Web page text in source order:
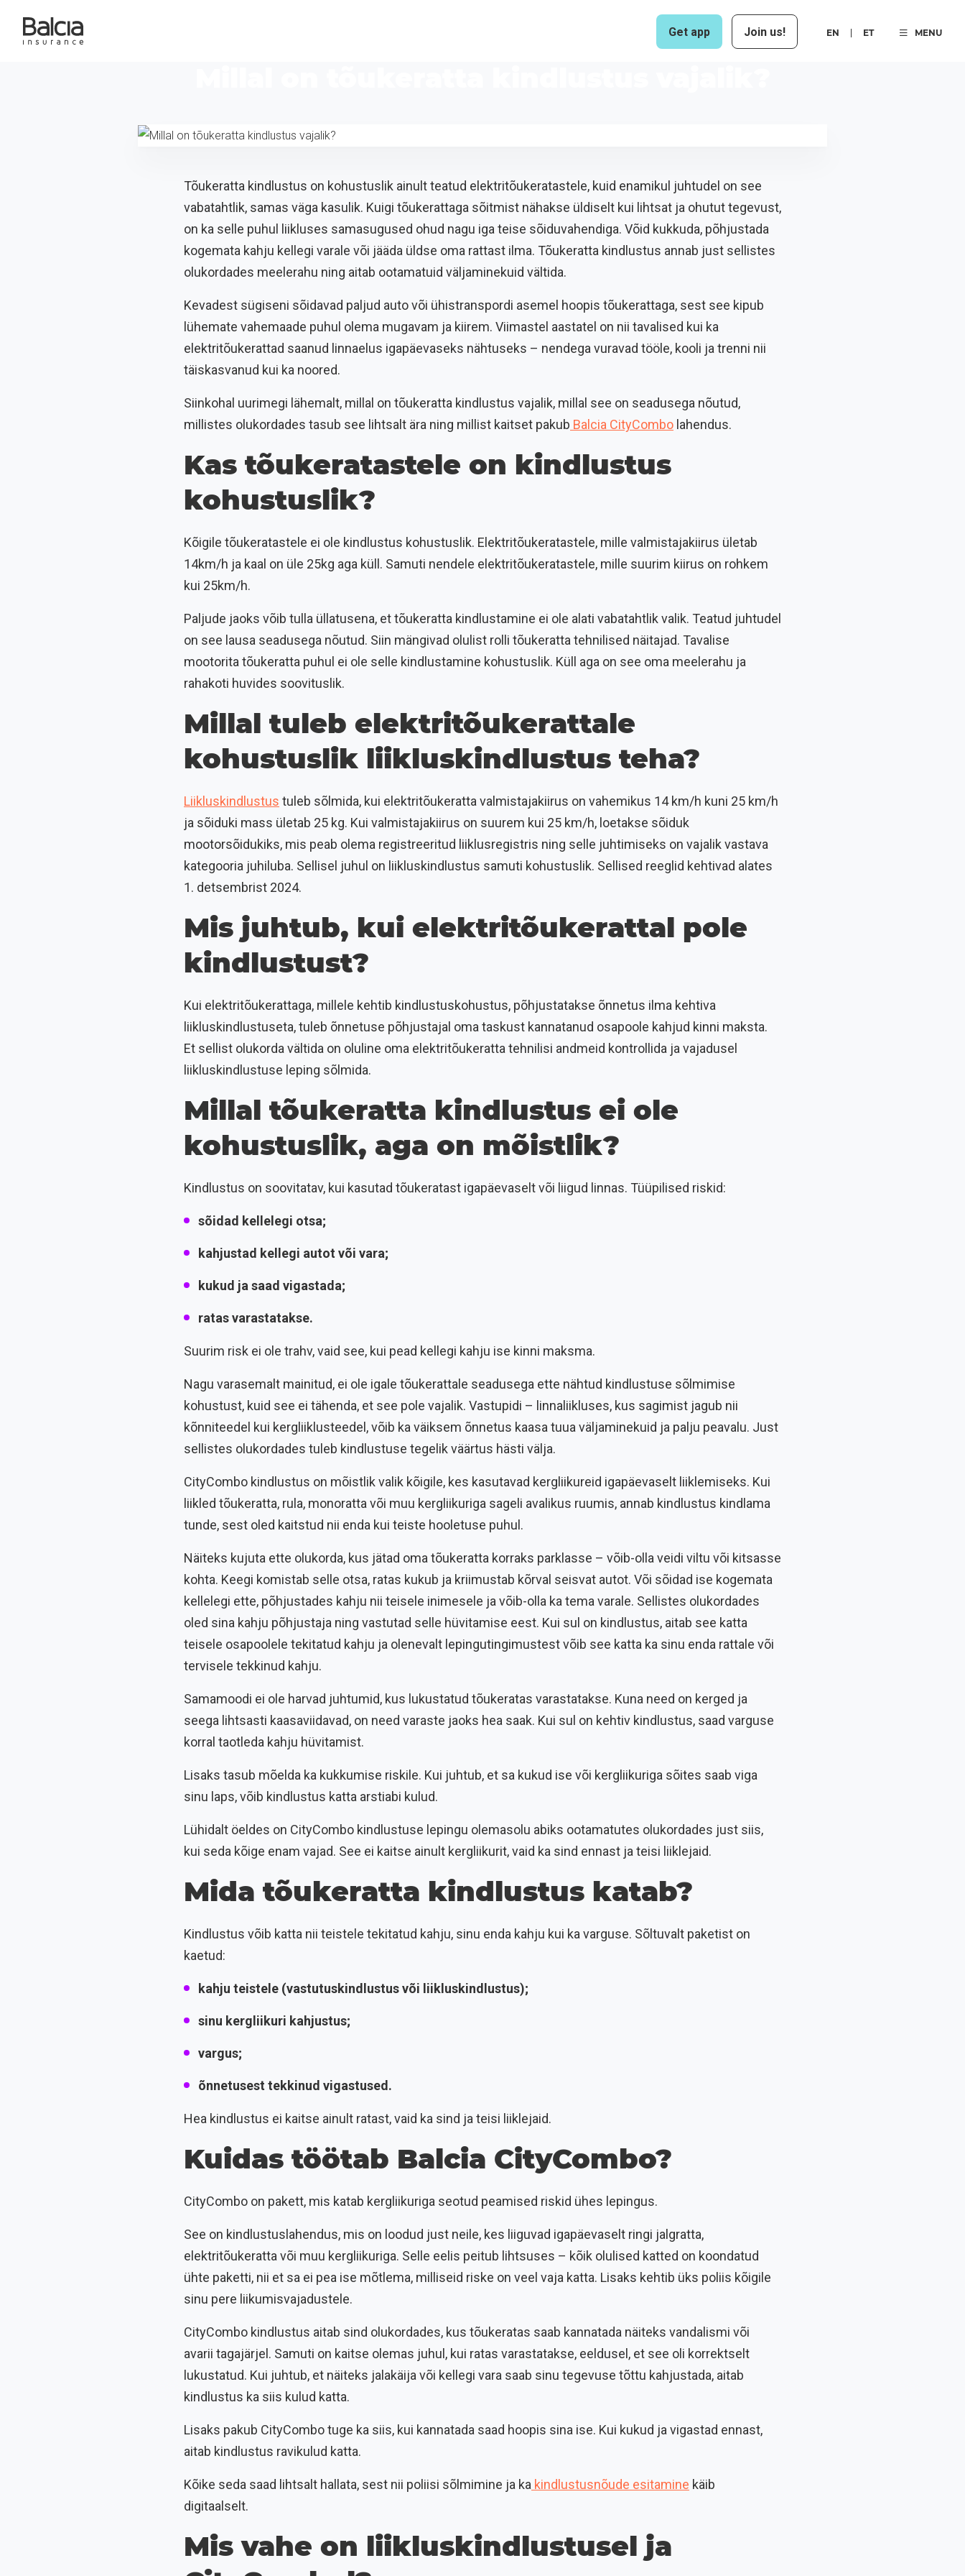
Get app Join us! EN ET MENU
Tõukeratta kindlustus on kohustuslik ainult teatud elektritõukeratastele, kuid enamikul juhtudel on see
vabatahtlik, samas väga kasulik. Kuigi tõukerattaga sõitmist nähakse üldiselt kui lihtsat ja ohutut tegevust,
on ka selle puhul liikluses samasugused ohud nagu iga teise sõiduvahendiga. Võid kukkuda, põhjustada
kogemata kahju kellegi varale või jääda üldse oma rattast ilma. Tõukeratta kindlustus annab just sellistes
olukordades meelerahu ning aitab ootamatuid väljaminekuid vältida.
Kevadest sügiseni sõidavad paljud auto või ühistranspordi asemel hoopis tõukerattaga, sest see kipub
lühemate vahemaade puhul olema mugavam ja kiirem. Viimastel aastatel on nii tavalised kui ka
elektritõukerattad saanud linnaelus igapäevaseks nähtuseks – nendega vuravad tööle, kooli ja trenni nii
täiskasvanud kui ka noored.
Siinkohal uurimegi lähemalt, millal on tõukeratta kindlustus vajalik, millal see on seadusega nõutud,
millistes olukordades tasub see lihtsalt ära ning millist kaitset pakub Balcia CityCombo lahendus.
Kas tõukeratastele on kindlustus
kohustuslik?
Kõigile tõukeratastele ei ole kindlustus kohustuslik. Elektritõukeratastele, mille valmistajakiirus ületab
14km/h ja kaal on üle 25kg aga küll. Samuti nendele elektritõukeratastele, mille suurim kiirus on rohkem
kui 25km/h.
Paljude jaoks võib tulla üllatusena, et tõukeratta kindlustamine ei ole alati vabatahtlik valik. Teatud juhtudel
on see lausa seadusega nõutud. Siin mängivad olulist rolli tõukeratta tehnilised näitajad. Tavalise
mootorita tõukeratta puhul ei ole selle kindlustamine kohustuslik. Küll aga on see oma meelerahu ja
rahakoti huvides soovituslik.
Millal tuleb elektritõukerattale
kohustuslik liikluskindlustus teha?
Liikluskindlustus tuleb sõlmida, kui elektritõukeratta valmistajakiirus on vahemikus 14 km/h kuni 25 km/h
ja sõiduki mass ületab 25 kg. Kui valmistajakiirus on suurem kui 25 km/h, loetakse sõiduk
mootorsõidukiks, mis peab olema registreeritud liiklusregistris ning selle juhtimiseks on vajalik vastava
kategooria juhiluba. Sellisel juhul on liikluskindlustus samuti kohustuslik. Sellised reeglid kehtivad alates
1. detsembrist 2024.
Mis juhtub, kui elektritõukerattal pole
kindlustust?
Kui elektritõukerattaga, millele kehtib kindlustuskohustus, põhjustatakse õnnetus ilma kehtiva
liikluskindlustuseta, tuleb õnnetuse põhjustajal oma taskust kannatanud osapoole kahjud kinni maksta.
Et sellist olukorda vältida on oluline oma elektritõukeratta tehnilisi andmeid kontrollida ja vajadusel
liikluskindlustuse leping sõlmida.
Millal tõukeratta kindlustus ei ole
kohustuslik, aga on mõistlik?
Kindlustus on soovitatav, kui kasutad tõukeratast igapäevaselt või liigud linnas. Tüüpilised riskid:
sõidad kellelegi otsa;
kahjustad kellegi autot või vara;
kukud ja saad vigastada;
ratas varastatakse.
Suurim risk ei ole trahv, vaid see, kui pead kellegi kahju ise kinni maksma.
Nagu varasemalt mainitud, ei ole igale tõukerattale seadusega ette nähtud kindlustuse sõlmimise
kohustust, kuid see ei tähenda, et see pole vajalik. Vastupidi – linnaliikluses, kus sagimist jagub nii
kõnniteedel kui kergliiklusteedel, võib ka väiksem õnnetus kaasa tuua väljaminekuid ja palju peavalu. Just
sellistes olukordades tuleb kindlustuse tegelik väärtus hästi välja.
CityCombo kindlustus on mõistlik valik kõigile, kes kasutavad kergliikureid igapäevaselt liiklemiseks. Kui
liikled tõukeratta, rula, monoratta või muu kergliikuriga sageli avalikus ruumis, annab kindlustus kindlama
tunde, sest oled kaitstud nii enda kui teiste hooletuse puhul.
Näiteks kujuta ette olukorda, kus jätad oma tõukeratta korraks parklasse – võib-olla veidi viltu või kitsasse
kohta. Keegi komistab selle otsa, ratas kukub ja kriimustab kõrval seisvat autot. Või sõidad ise kogemata
kellelegi ette, põhjustades kahju nii teisele inimesele ja võib-olla ka tema varale. Sellistes olukordades
oled sina kahju põhjustaja ning vastutad selle hüvitamise eest. Kui sul on kindlustus, aitab see katta
teisele osapoolele tekitatud kahju ja olenevalt lepingutingimustest võib see katta ka sinu enda rattale või
tervisele tekkinud kahju.
Samamoodi ei ole harvad juhtumid, kus lukustatud tõukeratas varastatakse. Kuna need on kerged ja
seega lihtsasti kaasaviidavad, on need varaste jaoks hea saak. Kui sul on kehtiv kindlustus, saad varguse
korral taotleda kahju hüvitamist.
Lisaks tasub mõelda ka kukkumise riskile. Kui juhtub, et sa kukud ise või kergliikuriga sõites saab viga
sinu laps, võib kindlustus katta arstiabi kulud.
Lühidalt öeldes on CityCombo kindlustuse lepingu olemasolu abiks ootamatutes olukordades just siis,
kui seda kõige enam vajad. See ei kaitse ainult kergliikurit, vaid ka sind ennast ja teisi liiklejaid.
Mida tõukeratta kindlustus katab?
Kindlustus võib katta nii teistele tekitatud kahju, sinu enda kahju kui ka varguse. Sõltuvalt paketist on
kaetud:
kahju teistele (vastutuskindlustus või liikluskindlustus);
sinu kergliikuri kahjustus;
vargus;
õnnetusest tekkinud vigastused.
Hea kindlustus ei kaitse ainult ratast, vaid ka sind ja teisi liiklejaid.
Kuidas töötab Balcia CityCombo?
CityCombo on pakett, mis katab kergliikuriga seotud peamised riskid ühes lepingus.
See on kindlustuslahendus, mis on loodud just neile, kes liiguvad igapäevaselt ringi jalgratta,
elektritõukeratta või muu kergliikuriga. Selle eelis peitub lihtsuses – kõik olulised katted on koondatud
ühte paketti, nii et sa ei pea ise mõtlema, milliseid riske on veel vaja katta. Lisaks kehtib üks poliis kõigile
sinu pere liikumisvajadustele.
CityCombo kindlustus aitab sind olukordades, kus tõukeratas saab kannatada näiteks vandalismi või
avarii tagajärjel. Samuti on kaitse olemas juhul, kui ratas varastatakse, eeldusel, et see oli korrektselt
lukustatud. Kui juhtub, et näiteks jalakäija või kellegi vara saab sinu tegevuse tõttu kahjustada, aitab
kindlustus ka siis kulud katta.
Lisaks pakub CityCombo tuge ka siis, kui kannatada saad hoopis sina ise. Kui kukud ja vigastad ennast,
aitab kindlustus ravikulud katta.
Kõike seda saad lihtsalt hallata, sest nii poliisi sõlmimine ja ka kindlustusnõude esitamine käib
digitaalselt.
Mis vahe on liikluskindlustusel ja